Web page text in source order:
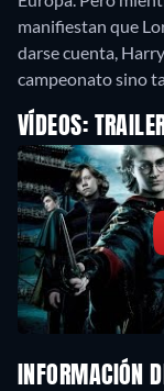
manifiestan que
darse cuenta,
campeonato sino
VÍDEOS:
INFORMACIÓN